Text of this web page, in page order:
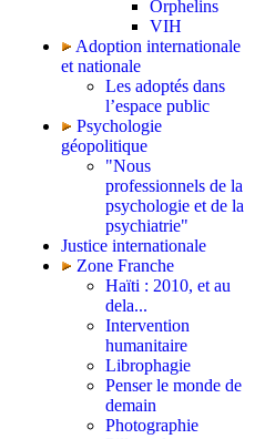
Orphelins
VIH
Adoption internationale
et nationale
Les adoptés dans
l’espace public
Psychologie
géopolitique
"Nous
professionnels de la
psychologie et de la
psychiatrie"
Justice internationale
Zone Franche
Haïti : 2010, et au
dela...
Intervention
humanitaire
Librophagie
Penser le monde de
demain
Photographie